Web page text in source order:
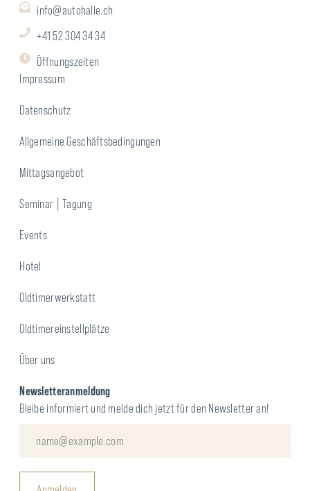
info@autohalle.ch
+41 52 304 34 34
Öffnungszeiten
Impressum
Datenschutz
Allgemeine Geschäftsbedingungen
Mittagsangebot
Seminar | Tagung
Events
Hotel
Oldtimerwerkstatt
Oldtimereinstellplätze
Über uns
Newsletteranmeldung
Bleibe informiert und melde dich jetzt für den Newsletter an!